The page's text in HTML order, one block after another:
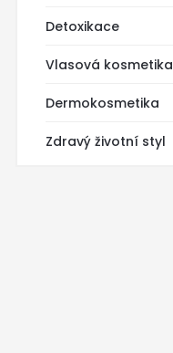
Detoxikace
Vlasová kosmetika
Dermokosmetika
Zdravý životní styl